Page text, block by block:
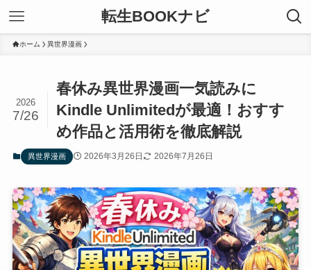
転生BOOKナビ
ホーム 異世界漫画
春休み異世界漫画一気読みに
Kindle Unlimitedが最適！おすす
め作品と活用術を徹底解説
2026
7/26
異世界漫画 2026年3月26日 2026年7月26日